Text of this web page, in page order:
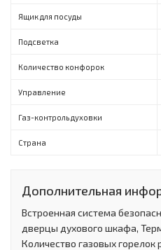
Ящик для посуды
Подсветка
Количество конфорок
Управление
Газ-контроль духовки
Страна
Дополнительная
Встроенная система
дверцы духового шкафа,
Количество газовых горелок